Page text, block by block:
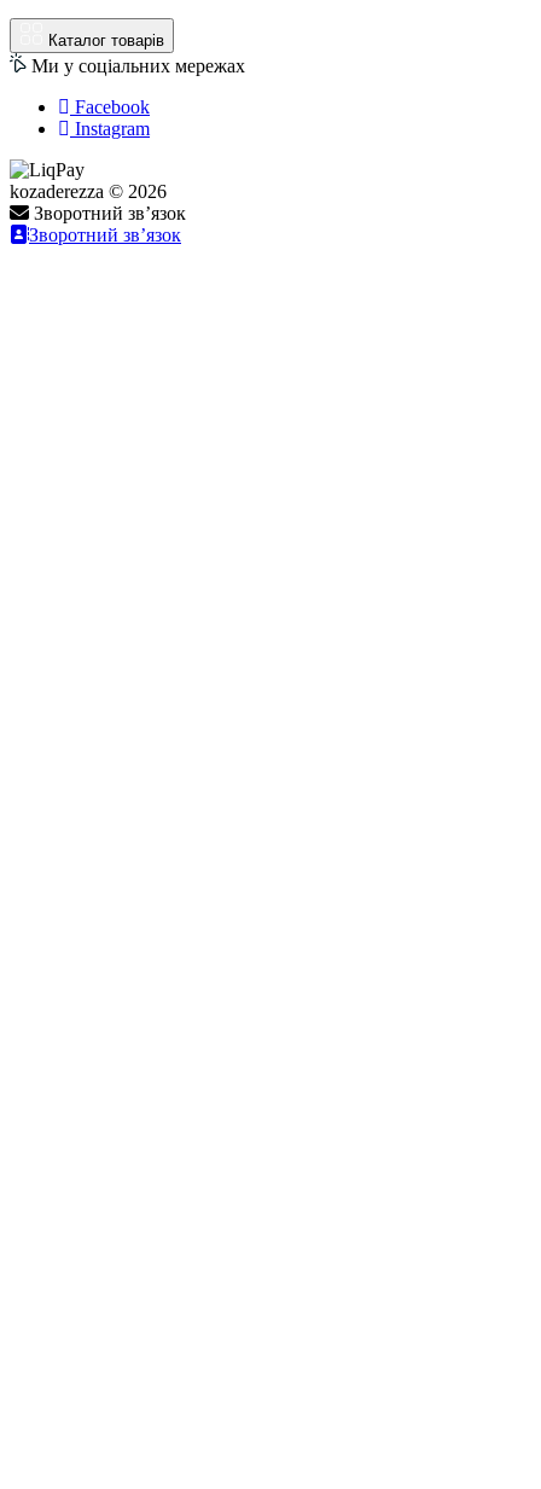
Каталог товарів
Ми у соціальних мережах
Facebook
Instagram
kozaderezza © 2026
Зворотний зв’язок
Зворотний зв’язок